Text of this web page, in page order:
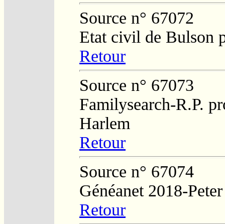
Source n° 67072
Etat civil de Bulson
Retour
Source n° 67073
Familysearch-R.P.
Harlem
Retour
Source n° 67074
Généanet 2018-
Retour